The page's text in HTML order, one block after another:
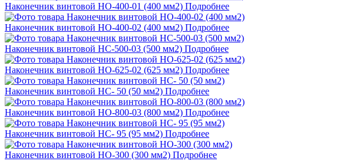
Наконечник винтовой НО-400-01 (400 мм2) Подробнее
Наконечник винтовой НО-400-02 (400 мм2) Подробнее
Наконечник винтовой НС-500-03 (500 мм2) Подробнее
Наконечник винтовой НО-625-02 (625 мм2) Подробнее
Наконечник винтовой НС- 50 (50 мм2) Подробнее
Наконечник винтовой НО-800-03 (800 мм2) Подробнее
Наконечник винтовой НС- 95 (95 мм2) Подробнее
Наконечник винтовой НО-300 (300 мм2) Подробнее